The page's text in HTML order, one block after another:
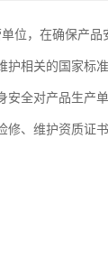
位，在确保产
相关的国家标
全对产品生产
、维护资质证